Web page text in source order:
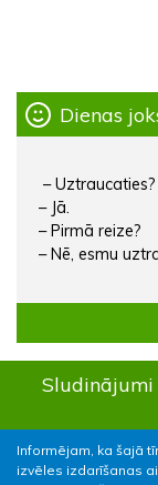
Informējam, ka šajā
izvēles izdarīšanas
Dienas
– Uztraucaties?
– Jā.
– Pirmā reize?
– Nē, esmu
Sludinājumi